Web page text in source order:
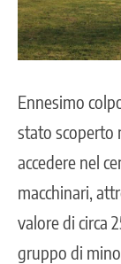
Ennesimo
stato scoperto
accedere nel
macchinari,
valore di circa
gruppo di